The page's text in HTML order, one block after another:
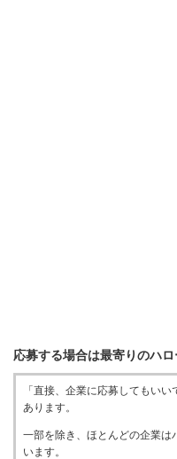
応募する場合は最寄りのハ
「直接、企業に応募してもい
あります。
一部を除き、ほとんどの企業は
います。